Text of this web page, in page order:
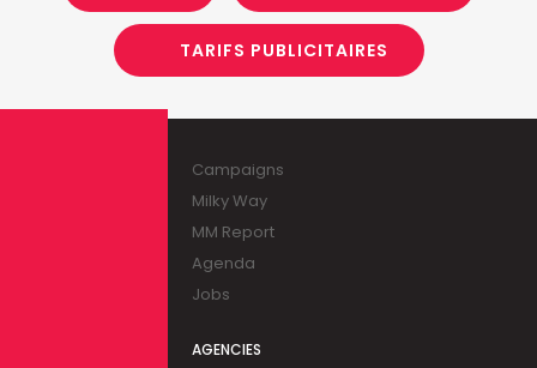
TARIFS PUBLICITAIRES
Campaigns
Milky Way
MM Report
Agenda
Jobs
AGENCIES